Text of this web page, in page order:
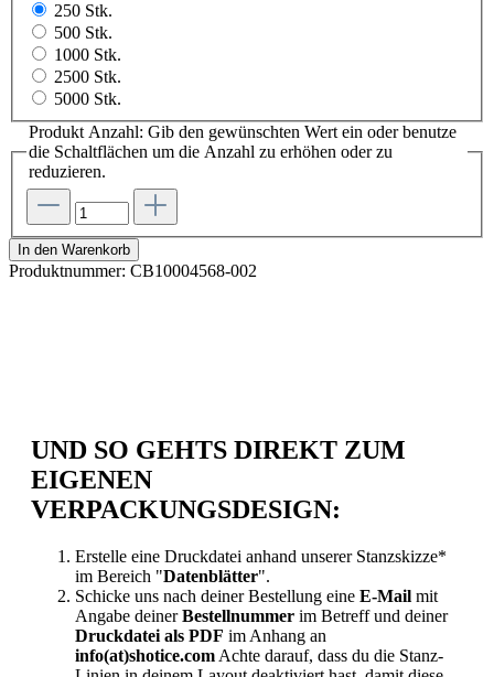
250 Stk.
500 Stk.
1000 Stk.
2500 Stk.
5000 Stk.
Produkt Anzahl: Gib den gewünschten Wert ein oder benutze
die Schaltflächen um die Anzahl zu erhöhen oder zu
reduzieren.
In den Warenkorb
Produktnummer: CB10004568-002
UND SO GEHTS DIREKT ZUM
EIGENEN
VERPACKUNGSDESIGN:
Erstelle eine Druckdatei anhand unserer Stanzskizze*
im Bereich "Datenblätter".
Schicke uns nach deiner Bestellung eine E-Mail mit
Angabe deinerBestellnummer im Betreff und deiner
Druckdatei als PDF im Anhang an
info(at)shotice.com Achte darauf, dass du die Stanz-